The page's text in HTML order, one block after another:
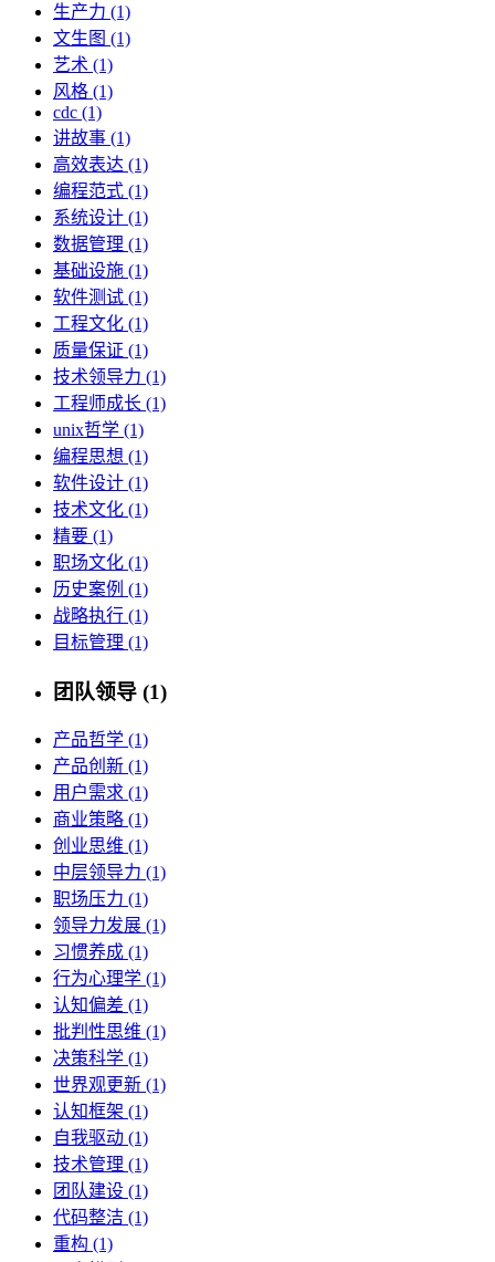
生产力 (1)
文生图 (1)
艺术 (1)
风格 (1)
cdc (1)
讲故事 (1)
高效表达 (1)
编程范式 (1)
系统设计 (1)
数据管理 (1)
基础设施 (1)
软件测试 (1)
工程文化 (1)
质量保证 (1)
技术领导力 (1)
工程师成长 (1)
unix哲学 (1)
编程思想 (1)
软件设计 (1)
技术文化 (1)
精要 (1)
职场文化 (1)
历史案例 (1)
战略执行 (1)
目标管理 (1)
团队领导 (1)
产品哲学 (1)
产品创新 (1)
用户需求 (1)
商业策略 (1)
创业思维 (1)
中层领导力 (1)
职场压力 (1)
领导力发展 (1)
习惯养成 (1)
行为心理学 (1)
认知偏差 (1)
批判性思维 (1)
决策科学 (1)
世界观更新 (1)
认知框架 (1)
自我驱动 (1)
技术管理 (1)
团队建设 (1)
代码整洁 (1)
重构 (1)